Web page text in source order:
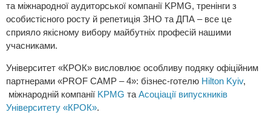
та міжнародної аудиторської компанії KPMG, тренінги з
особистісного росту й репетиція ЗНО та ДПА – все це
сприяло якісному вибору майбутніх професій нашими
учасниками.
Університет «КРОК» висловлює особливу подяку офіційним
партнерами «PROF CAMP – 4»: бізнес-готелю Hilton Kyiv,
міжнародній компанії KPMG таАсоціації випускників
Університету «КРОК».